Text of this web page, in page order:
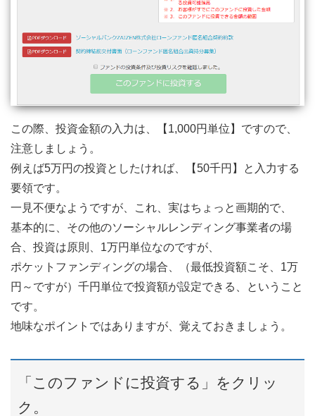
この際、投資金額の入力は、【1,000円単位】ですので、
注意しましょう。
例えば5万円の投資としたければ、【50千円】と入力する
要領です。
一見不便なようですが、これ、実はちょっと画期的で、
基本的に、その他のソーシャルレンディング事業者の場
合、投資は原則、1万円単位なのですが、
ポケットファンディングの場合、（最低投資額こそ、1万
円～ですが）千円単位で投資額が設定できる、ということ
です。
地味なポイントではありますが、覚えておきましょう。
「このファンドに投資する」をクリッ
ク。